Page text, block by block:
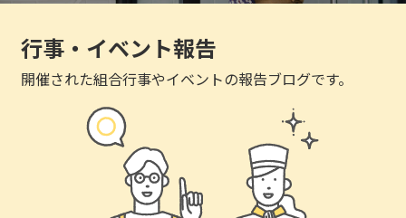
行事・イベント報告
開催された組合行事やイベントの報告ブログです。